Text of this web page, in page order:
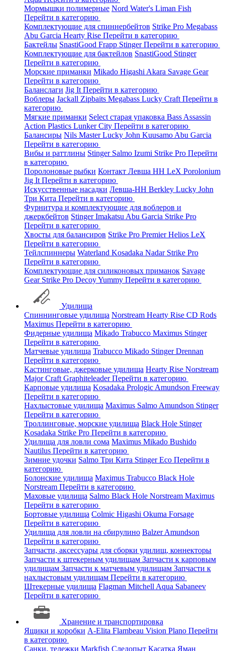
Мормышки полимерные Nord Water's Liman Fish
Перейти в категорию
Комплектующие для спиннербейтов Strike Pro Megabass
Abu Garcia Hearty Rise Перейти в категорию
Бактейлы SnastiGood Frapp StingerПерейти в категорию
Комплектующие для бактейлов SnastiGood Stinger
Перейти в категорию
Морские приманки Mikado Higashi Akara Savage Gear
Перейти в категорию
Баланслаги Jig It Перейти в категорию
Воблеры Jackall Zipbaits Megabass Lucky Craft Перейти в
категорию
Мягкие приманки Select старая упаковка Bass Assassin
Action Plastics Lunker City Перейти в категорию
Балансиры Nils MasterLucky John Kuusamo Abu Garcia
Перейти в категорию
Вибы и раттлины Stinger Salmo Izumi Strike Pro Перейти
в категорию
Поролоновые рыбки Контакт Левша НН LeX Porolonium
Jig It Перейти в категорию
Искусственные насадки Левша-НН Berkley Lucky John
Три Кита Перейти в категорию
Фурнитура и комплектующие для воблеров и
джеркбейтов StingerImakatsu Abu Garcia Strike Pro
Перейти в категорию
Хвосты для балансиров Strike Pro PremierHelios LeX
Перейти в категорию
Тейлспиннеры Waterland Kosadaka Nadar Strike Pro
Перейти в категорию
Комплектующие для силиконовых приманок Savage
Gear Strike Pro DecoyYummy Перейти в категорию
Удилища
Спиннинговые удилища Norstream Hearty Rise CD Rods
Maximus Перейти в категорию
Фидерные удилища Mikado Trabucco Maximus Stinger
Перейти в категорию
Матчевые удилища Trabucco Mikado StingerDrennan
Перейти в категорию
Кастинговые, джерковые удилища Hearty Rise Norstream
Major Craft GraphiteleaderПерейти в категорию
Карповые удилища Kosadaka Prologic Amundson Freeway
Перейти в категорию
Нахлыстовые удилища Maximus Salmo Amundson Stinger
Перейти в категорию
Троллинговые, морские удилища Black Hole Stinger
Kosadaka Strike Pro Перейти в категорию
Удилища для ловли сома Maximus Mikado Bushido
Nautilus Перейти в категорию
Зимние удочки Salmo Три Кита StingerEco Перейти в
категорию
Болонские удилища Maximus Trabucco Black Hole
Norstream Перейти в категорию
Маховые удилища Salmo Black Hole Norstream Maximus
Перейти в категорию
Бортовые удилища Colmic Higashi Okuma Forsage
Перейти в категорию
Удилища для ловли на сбирулино BalzerAmundson
Перейти в категорию
Запчасти, аксессуары для сборки удилищ, коннекторы
Запчасти к штекерным удилищам Запчасти к карповым
удилищам Запчасти к матчевым удилищам Запчасти к
нахлыстовым удилищам Перейти в категорию
Штекерные удилища Flagman Mitchell Aqua Sabaneev
Перейти в категорию
Хранение и транспортировка
Ящики и коробки A-Elita Flambeau Vision Plano Перейти
в категорию
Санки, тележки Markfish Следопыт Касатка Яман